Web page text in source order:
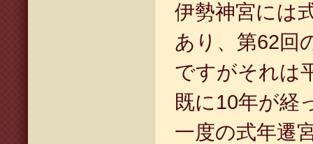
伊勢神宮には
あり、第62回
ですがそれは
既に10年が経
一度の式年遷